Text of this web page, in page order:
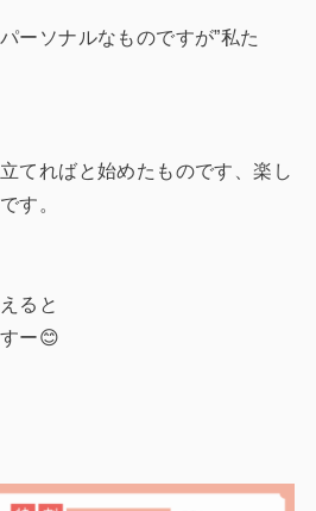
ーソナルなものですが”私た
てればと始めたものです、楽し
す。
ると
ー😊